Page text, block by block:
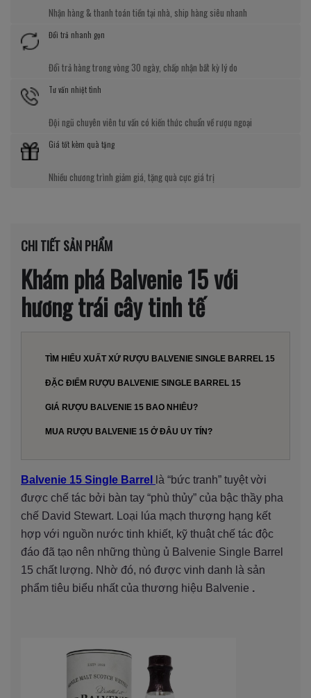
Nhận hàng & thanh toán tiền tại nhà, ship hàng siêu nhanh
Đổi trả nhanh gọn
Đổi trả hàng trong vòng 30 ngày, chấp nhận bất kỳ lý do
Tư vấn nhiệt tình
Đội ngũ chuyên viên tư vấn có kiến thức chuẩn về rượu ngoại
Giá tốt kèm quà tặng
Nhiều chương trình giảm giá, tặng quà cực giá trị
CHI TIẾT SẢN PHẨM
Khám phá Balvenie 15 với
hương trái cây tinh tế
TÌM HIỂU XUẤT XỨ RƯỢU BALVENIE SINGLE BARREL 15
ĐẶC ĐIỂM RƯỢU BALVENIE SINGLE BARREL 15
GIÁ RƯỢU BALVENIE 15 BAO NHIÊU?
MUA RƯỢU BALVENIE 15 Ở ĐÂU UY TÍN?
Balvenie 15 Single Barrel
là “bức tranh” tuyệt vời
được chế tác bởi bàn tay “phù thủy” của bậc thầy pha
chế David Stewart. Loại lúa mạch thượng hạng kết
hợp với nguồn nước tinh khiết, kỹ thuật chế tác độc
đáo đã tạo nên những thùng ủ Balvenie Single Barrel
15 chất lượng. Nhờ đó, nó được vinh danh là sản
phẩm tiêu biểu nhất của thương hiệu Balvenie .